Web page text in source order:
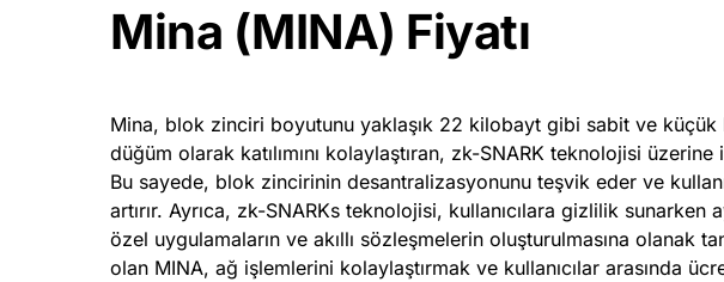
Mina (MINA) Fiyatı
Mina, blok zinciri boyutunu yaklaşık 22 kilobayt gibi sabit ve
düğüm olarak katılımını kolaylaştıran, zk-SNARK teknolojisi
Bu sayede, blok zincirinin desantralizasyonunu teşvik eder ve
artırır. Ayrıca, zk-SNARKs teknolojisi, kullanıcılara gizlilik sunarken
özel uygulamaların ve akıllı sözleşmelerin oluşturulmasına olanak
olan MINA, ağ işlemlerini kolaylaştırmak ve kullanıcılar arasında